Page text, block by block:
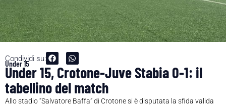
Condividi su:
Under 15
Under 15, Crotone-Juve Stabia 0-1: il
tabellino del match
Allo stadio “Salvatore Baffa” di Crotone si è disputata la sfida valida